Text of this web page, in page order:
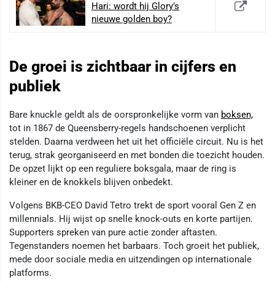
Hari: wordt hij Glory’s
nieuwe golden boy?
De groei is zichtbaar in cijfers en
publiek
Bare knuckle geldt als de oorspronkelijke vorm van boksen,
tot in 1867 de Queensberry-regels handschoenen verplicht
stelden. Daarna verdween het uit het officiële circuit. Nu is het
terug, strak georganiseerd en met bonden die toezicht houden.
De opzet lijkt op een reguliere boksgala, maar de ring is
kleiner en de knokkels blijven onbedekt.
Volgens BKB-CEO David Tetro trekt de sport vooral Gen Z en
millennials. Hij wijst op snelle knock-outs en korte partijen.
Supporters spreken van pure actie zonder aftasten.
Tegenstanders noemen het barbaars. Toch groeit het publiek,
mede door sociale media en uitzendingen op internationale
platforms.